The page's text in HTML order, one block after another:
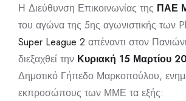
Η Διεύθυνση Επικοινωνίας της ΠΑΕ
του αγώνα της 5ης αγωνιστικής των
Super League 2 απέναντι στον
διεξαχθεί την Κυριακή 15 Μαρτίου
Δημοτικό Γήπεδο Μαρκοπούλου,
εκπροσώπους των ΜΜΕ τα εξής: